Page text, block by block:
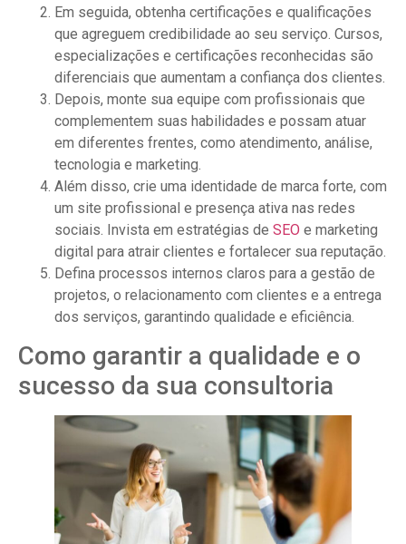
Em seguida, obtenha certificações e qualificações
que agreguem credibilidade ao seu serviço. Cursos,
especializações e certificações reconhecidas são
diferenciais que aumentam a confiança dos clientes.
Depois, monte sua equipe com profissionais que
complementem suas habilidades e possam atuar
em diferentes frentes, como atendimento, análise,
tecnologia e marketing.
Além disso, crie uma identidade de marca forte, com
um site profissional e presença ativa nas redes
sociais. Invista em estratégias de SEO e marketing
digital para atrair clientes e fortalecer sua reputação.
Defina processos internos claros para a gestão de
projetos, o relacionamento com clientes e a entrega
dos serviços, garantindo qualidade e eficiência.
Como garantir a qualidade e o
sucesso da sua consultoria